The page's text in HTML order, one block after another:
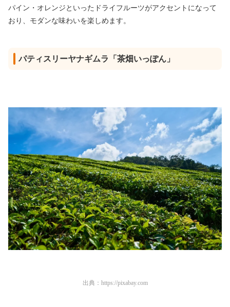
パイン・オレンジといったドライフルーツがアクセントになって
おり、モダンな味わいを楽しめます。
パティスリーヤナギムラ「茶畑いっぽん」
出典： https://pixabay.com